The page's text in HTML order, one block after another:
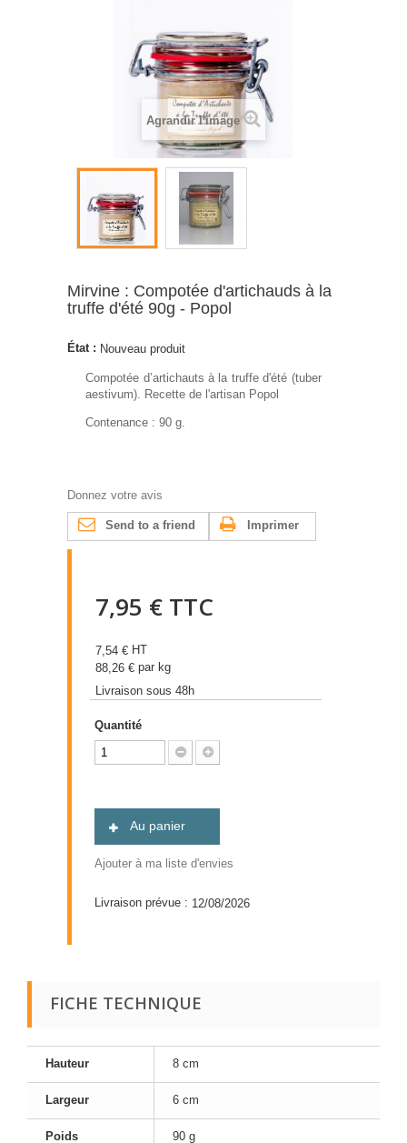
Agrandir l'image
Mirvine : Compotée d'artichauds à la
truffe d'été 90g - Popol
État : Nouveau produit
Compotée d’artichauts à la truffe d'été (tuber
aestivum). Recette de l'artisan Popol
Contenance : 90 g.
Donnez votre avis
Send to a friend Imprimer
7,95 € TTC
7,54 € HT
88,26 € par kg
Livraison sous 48h
Quantité
Au panier
Ajouter à ma liste d'envies
Livraison prévue : 12/08/2026
FICHE TECHNIQUE
Hauteur 8 cm
Largeur 6 cm
Poids 90 g